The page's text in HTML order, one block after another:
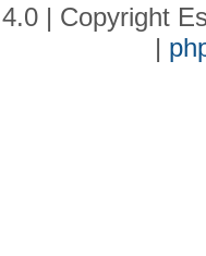
| Copyright
|